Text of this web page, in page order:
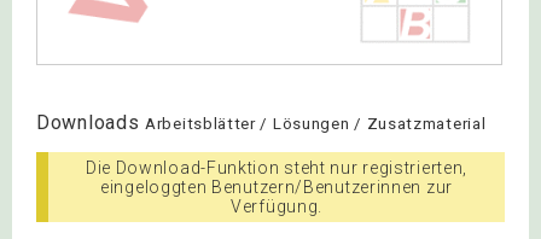
Downloads Arbeitsblätter / Lösungen / Zusatzmaterial
Die Download-Funktion steht nur registrierten,
eingeloggten Benutzern/Benutzerinnen zur
Verfügung.